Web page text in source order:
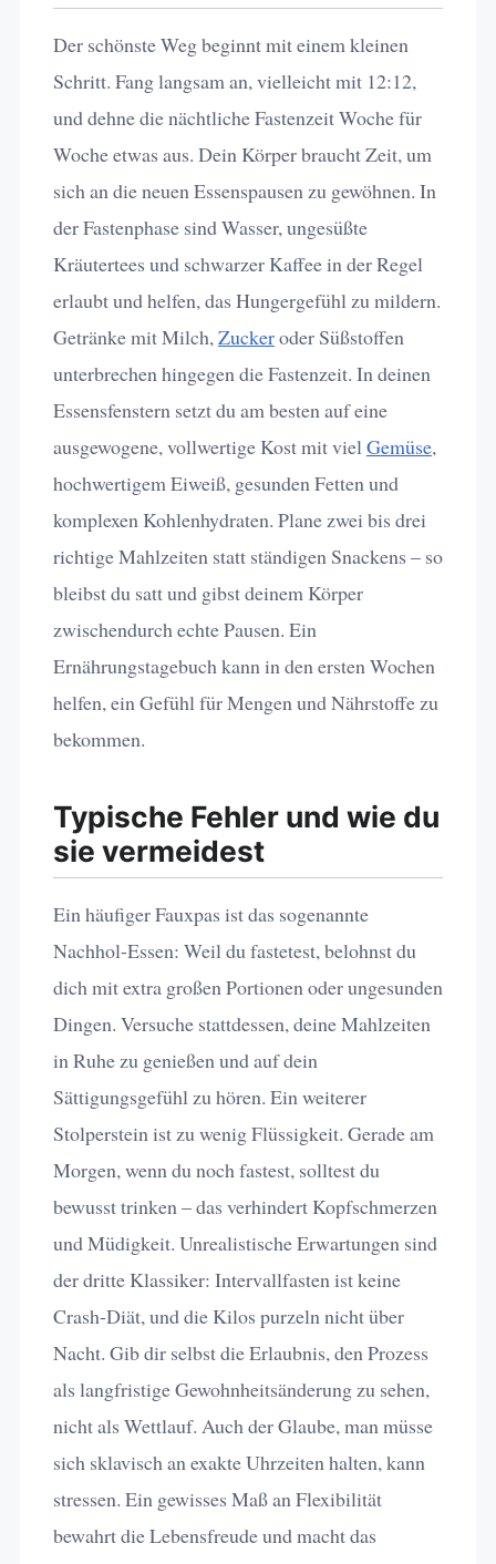
Der schönste Weg beginnt mit einem kleinen
Schritt. Fang langsam an, vielleicht mit 12:12,
und dehne die nächtliche Fastenzeit Woche für
Woche etwas aus. Dein Körper braucht Zeit, um
sich an die neuen Essenspausen zu gewöhnen. In
der Fastenphase sind Wasser, ungesüßte
Kräutertees und schwarzer Kaffee in der Regel
erlaubt und helfen, das Hungergefühl zu mildern.
Getränke mit Milch, Zuckeroder Süßstoffen
unterbrechen hingegen die Fastenzeit. In deinen
Essensfenstern setzt du am besten auf eine
ausgewogene, vollwertige Kost mit viel Gemüse,
hochwertigem Eiweiß, gesunden Fetten und
komplexen Kohlenhydraten. Plane zwei bis drei
richtige Mahlzeiten statt ständigen Snackens – so
bleibst du satt und gibst deinem Körper
zwischendurch echte Pausen. Ein
Ernährungstagebuch kann in den ersten Wochen
helfen, ein Gefühl für Mengen und Nährstoffe zu
bekommen.
Typische Fehler und wie du
sie vermeidest
Ein häufiger Fauxpas ist das sogenannte
Nachhol-Essen: Weil du fastetest, belohnst du
dich mit extra großen Portionen oder ungesunden
Dingen. Versuche stattdessen, deine Mahlzeiten
in Ruhe zu genießen und auf dein
Sättigungsgefühl zu hören. Ein weiterer
Stolperstein ist zu wenig Flüssigkeit. Gerade am
Morgen, wenn du noch fastest, solltest du
bewusst trinken – das verhindert Kopfschmerzen
und Müdigkeit. Unrealistische Erwartungen sind
der dritte Klassiker: Intervallfasten ist keine
Crash-Diät, und die Kilos purzeln nicht über
Nacht. Gib dir selbst die Erlaubnis, den Prozess
als langfristige Gewohnheitsänderung zu sehen,
nicht als Wettlauf. Auch der Glaube, man müsse
sich sklavisch an exakte Uhrzeiten halten, kann
stressen. Ein gewisses Maß an Flexibilität
bewahrt die Lebensfreude und macht das